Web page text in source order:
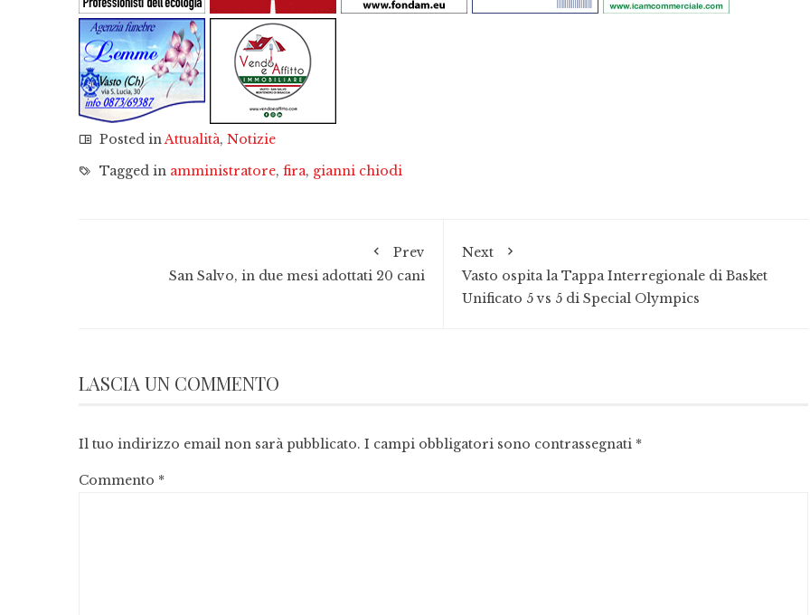
Posted inAttualità, Notizie
Tagged in amministratore, fira, gianni chiodi
Prev
San Salvo, in due mesi adottati 20 cani
Next
Vasto ospita la Tappa Interregionale di Basket
Unificato 5 vs 5 di Special Olympics
LASCIA UN COMMENTO
Il tuo indirizzo email non sarà pubblicato. I campi obbligatori sono contrassegnati *
Commento *